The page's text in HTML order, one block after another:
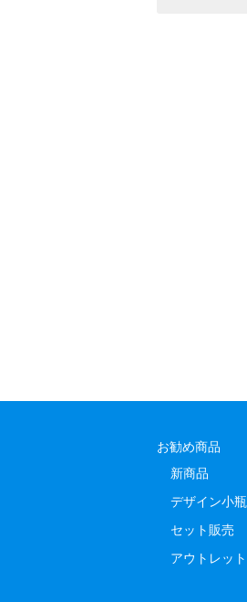
お勧め商品
新商品
デザイン小瓶
セット販売
アウトレット